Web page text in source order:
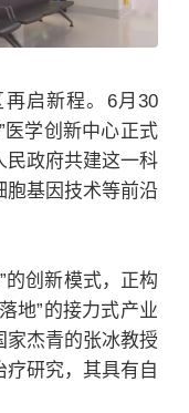
启新程。6月30
医学创新中心正式
民政府共建这一科
基因技术等前沿
的创新模式，正构
地”的接力式产业
家杰青的张冰教授
研究，其具有自